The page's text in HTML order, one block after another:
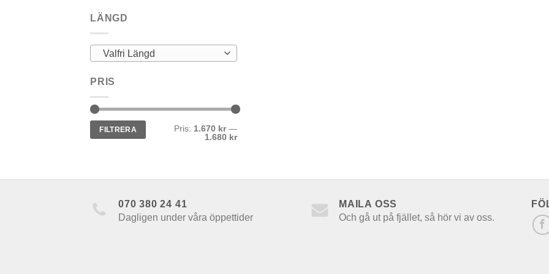
LÄNGD
Valfri Längd
PRIS
Min
pris
Max
prisFILTRERA Pris: 1.670 kr—
1.680 kr
070 380 24 41
Dagligen under våra öppettider
MAILA OSS
Och gå ut på fjället, så hör vi av oss.